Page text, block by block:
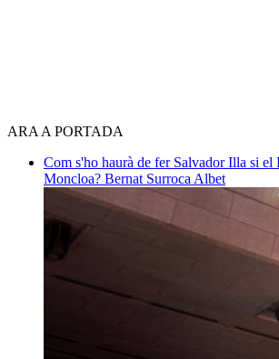
ARA A PORTADA
Com s'ho haurà de fer Salvador Illa si el
Moncloa? Bernat Surroca Albet